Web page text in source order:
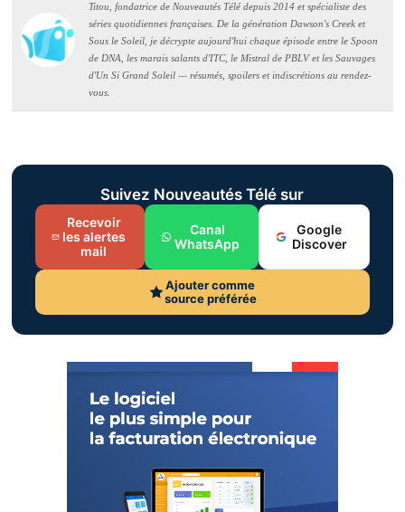
Titou, fondatrice de Nouveautés Télé depuis 2014 et spécialiste des
séries quotidiennes françaises. De la génération Dawson's Creek et
Sous le Soleil, je décrypte aujourd'hui chaque épisode entre le Spoon
de DNA, les marais salants d'ITC, le Mistral de PBLV et les Sauvages
d'Un Si Grand Soleil — résumés, spoilers et indiscrétions au rendez-
vous.
Suivez Nouveautés Télé sur
Recevoir
les alertes
mail
Canal
WhatsApp
Google
Discover
Ajouter comme
source préférée